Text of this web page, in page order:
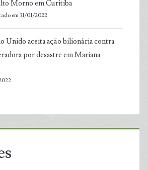
Morno em Curitiba
em 31/01/2022
Unido aceita ação bilionária contra
por desastre em Mariana